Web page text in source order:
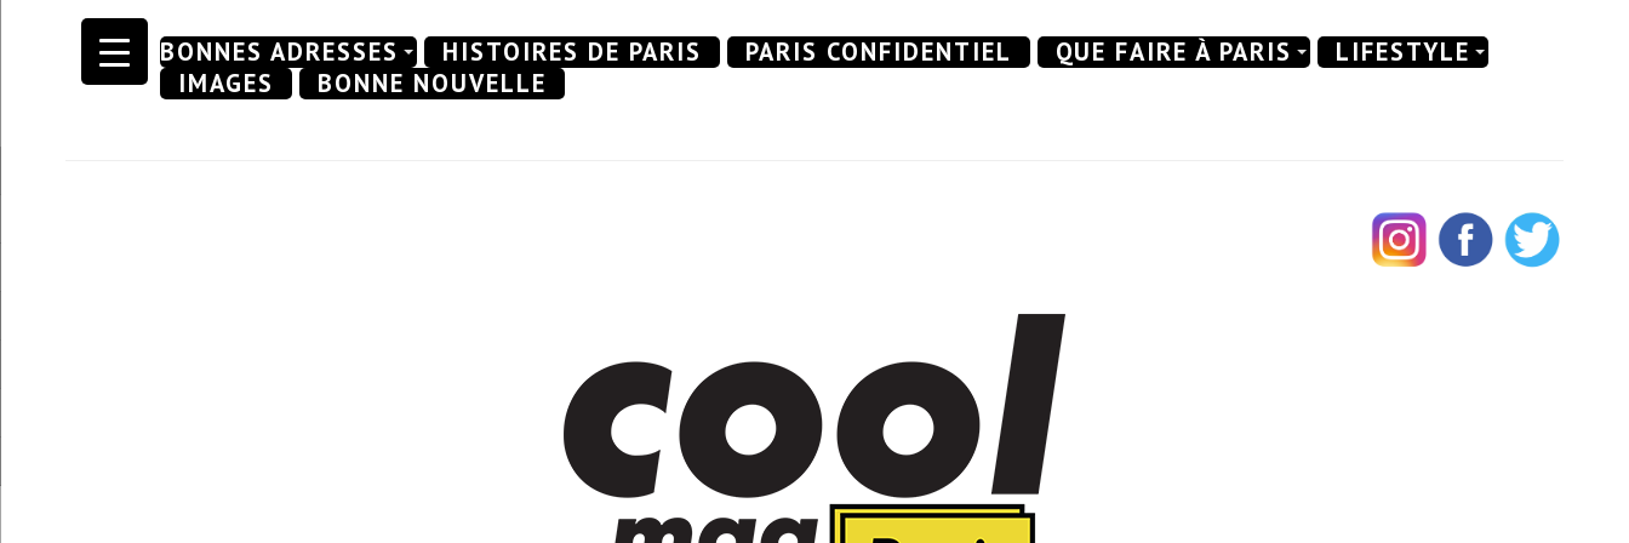
Skip
BONNES ADRESSES HISTOIRES DE PARIS PARIS CONFIDENTIEL QUE FAIRE À PARIS
LIFESTYLE
IMAGES
BONNE NOUVELLE